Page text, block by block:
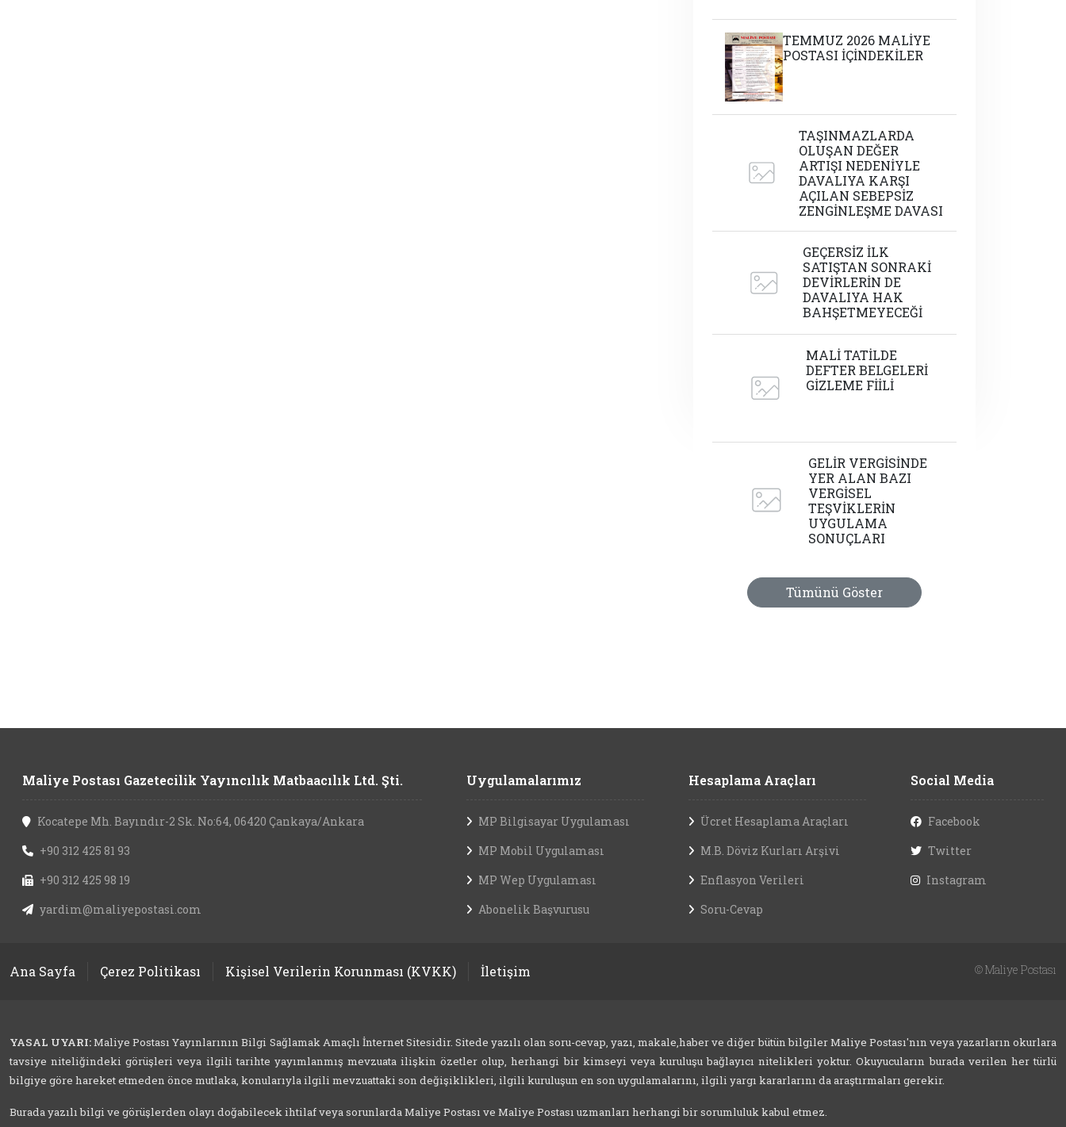
TEMMUZ 2026 MALİYE
POSTASI İÇİNDEKİLER
TAŞINMAZLARDA
OLUŞAN DEĞER
ARTIŞI NEDENİYLE
DAVALIYA KARŞI
AÇILAN SEBEPSİZ
ZENGİNLEŞME DAVASI
GEÇERSİZ İLK
SATIŞTAN SONRAKİ
DEVİRLERİN DE
DAVALIYA HAK
BAHŞETMEYECEĞİ
MALİ TATİLDE
DEFTER BELGELERİ
GİZLEME FİİLİ
GELİR VERGİSİNDE
YER ALAN BAZI
VERGİSEL
TEŞVİKLERİN
UYGULAMA
SONUÇLARI
Tümünü Göster
Maliye Postası Gazetecilik Yayıncılık Matbaacılık Ltd. Şti.
Kocatepe Mh. Bayındır-2 Sk. No:64, 06420 Çankaya/Ankara
+90 312 425 81 93
+90 312 425 98 19
yardim@maliyepostasi.com
Uygulamalarımız
MP Bilgisayar Uygulaması
MP Mobil Uygulaması
MP Wep Uygulaması
Abonelik Başvurusu
Hesaplama Araçları
Ücret Hesaplama Araçları
M.B. Döviz Kurları Arşivi
Enflasyon Verileri
Soru-Cevap
Social Media
Facebook
Twitter
Instagram
Ana Sayfa Çerez Politikası Kişisel Verilerin Korunması (KVKK) İletişim ©Maliye Postası
YASAL UYARI:Maliye Postası Yayınlarının Bilgi Sağlamak Amaçlı İnternet Sitesidir. Sitede yazılı olan soru-cevap, yazı, makale,haber ve diğer bütün bilgiler Maliye Postası'nın veya yazarların okurlara
tavsiye niteliğindeki görüşleri veya ilgili tarihte yayımlanmış mevzuata ilişkin özetler olup, herhangi bir kimseyi veya kuruluşu bağlayıcı nitelikleri yoktur. Okuyucuların burada verilen her türlü
bilgiye göre hareket etmeden önce mutlaka, konularıyla ilgili mevzuattaki son değişiklikleri, ilgili kuruluşun en son uygulamalarını, ilgili yargı kararlarını da araştırmaları gerekir.
Burada yazılı bilgi ve görüşlerden olayı doğabilecek ihtilaf veya sorunlarda Maliye Postası ve Maliye Postası uzmanları herhangi bir sorumluluk kabul etmez.